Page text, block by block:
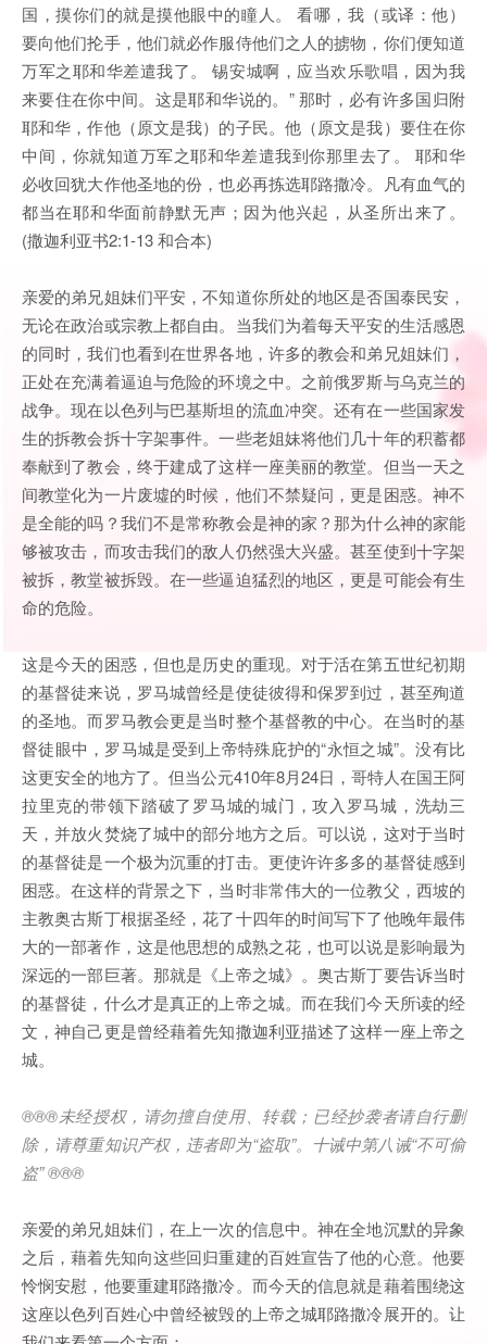
国，摸你们的就是摸他眼中的瞳人。 看哪，我（或译：他）
要向他们抡手，他们就必作服侍他们之人的掳物，你们便知道
万军之耶和华差遣我了。 锡安城啊，应当欢乐歌唱，因为我
来要住在你中间。这是耶和华说的。” 那时，必有许多国归附
耶和华，作他（原文是我）的子民。他（原文是我）要住在你
中间，你就知道万军之耶和华差遣我到你那里去了。 耶和华
必收回犹大作他圣地的份，也必再拣选耶路撒冷。凡有血气的
都当在耶和华面前静默无声；因为他兴起，从圣所出来了。
(撒迦利亚书2:1-13 和合本)
亲爱的弟兄姐妹们平安，不知道你所处的地区是否国泰民安，
无论在政治或宗教上都自由。当我们为着每天平安的生活感恩
的同时，我们也看到在世界各地，许多的教会和弟兄姐妹们，
正处在充满着逼迫与危险的环境之中。之前俄罗斯与乌克兰的
战争。现在以色列与巴基斯坦的流血冲突。还有在一些国家发
生的拆教会拆十字架事件。一些老姐妹将他们几十年的积蓄都
奉献到了教会，终于建成了这样一座美丽的教堂。但当一天之
间教堂化为一片废墟的时候，他们不禁疑问，更是困惑。神不
是全能的吗？我们不是常称教会是神的家？那为什么神的家能
够被攻击，而攻击我们的敌人仍然强大兴盛。甚至使到十字架
被拆，教堂被拆毁。在一些逼迫猛烈的地区，更是可能会有生
命的危险。
这是今天的困惑，但也是历史的重现。对于活在第五世纪初期
的基督徒来说，罗马城曾经是使徒彼得和保罗到过，甚至殉道
的圣地。而罗马教会更是当时整个基督教的中心。在当时的基
督徒眼中，罗马城是受到上帝特殊庇护的“永恒之城”。没有比
这更安全的地方了。但当公元410年8月24日，哥特人在国王阿
拉里克的带领下踏破了罗马城的城门，攻入罗马城，洗劫三
天，并放火焚烧了城中的部分地方之后。可以说，这对于当时
的基督徒是一个极为沉重的打击。更使许许多多的基督徒感到
困惑。在这样的背景之下，当时非常伟大的一位教父，西坡的
主教奥古斯丁根据圣经，花了十四年的时间写下了他晚年最伟
大的一部著作，这是他思想的成熟之花，也可以说是影响最为
深远的一部巨著。那就是《上帝之城》。奥古斯丁要告诉当时
的基督徒，什么才是真正的上帝之城。而在我们今天所读的经
文，神自己更是曾经藉着先知撒迦利亚描述了这样一座上帝之
城。
®®®未经授权，请勿擅自使用、转载；已经抄袭者请自行删
除，请尊重知识产权，违者即为“盗取”。十诫中第八诫“不可偷
盗” ®®®
亲爱的弟兄姐妹们，在上一次的信息中。神在全地沉默的异象
之后，藉着先知向这些回归重建的百姓宣告了他的心意。他要
怜悯安慰，他要重建耶路撒冷。而今天的信息就是藉着围绕这
这座以色列百姓心中曾经被毁的上帝之城耶路撒冷展开的。让